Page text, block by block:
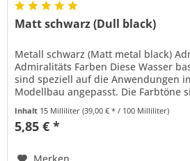
Matt schwarz (Dull black)
Metall schwarz (Matt metal black)
Admiralitäts Farben Diese Wasser
sind speziell auf die Anwendungen
Modellbau angepasst. Die Farbtöne
Inhalt 15 Milliliter(39,00 € * / 100 Milliliter)
5,85 € *
Merken